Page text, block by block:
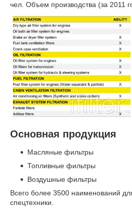
чел. Объем производства (за 2011
Основная продукция
Масляные фильтры
Топливные фильтры
Воздушные фильтры
Всего более 3500 наименований
спецтехники.